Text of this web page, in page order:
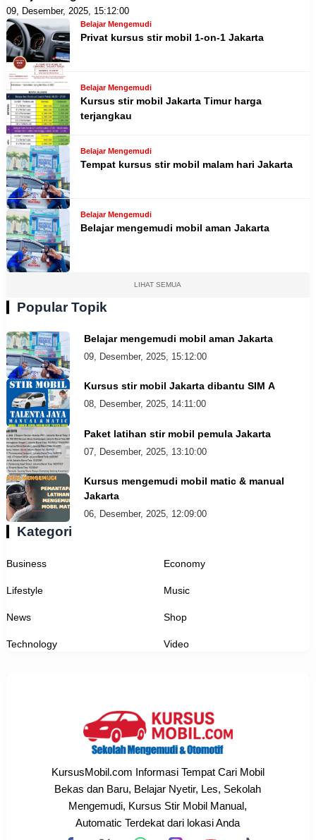
09, Desember, 2025, 15:12:00
Belajar Mengemudi
Privat kursus stir mobil 1-on-1 Jakarta
Belajar Mengemudi
Kursus stir mobil Jakarta Timur harga
terjangkau
Belajar Mengemudi
Tempat kursus stir mobil malam hari Jakarta
Belajar Mengemudi
Belajar mengemudi mobil aman Jakarta
LIHAT SEMUA
Popular Topik
Belajar mengemudi mobil aman Jakarta
09, Desember, 2025, 15:12:00
Kursus stir mobil Jakarta dibantu SIM A
08, Desember, 2025, 14:11:00
Paket latihan stir mobil pemula Jakarta
07, Desember, 2025, 13:10:00
Kursus mengemudi mobil matic & manual
Jakarta
06, Desember, 2025, 12:09:00
Kategori
Business Economy
Lifestyle Music
News Shop
Technology Video
KursusMobil.com Informasi Tempat Cari Mobil
Bekas dan Baru, Belajar Nyetir, Les, Sekolah
Mengemudi, Kursus Stir Mobil Manual,
Automatic Terdekat dari lokasi Anda